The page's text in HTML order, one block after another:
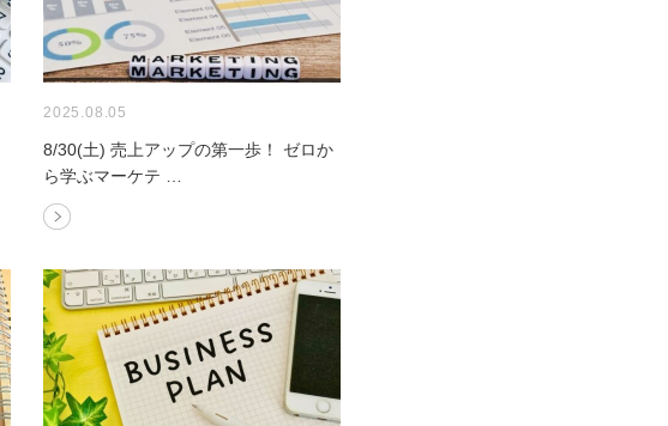
2025.08.05
8/30(土) 売上アップの第一歩！​ ゼロか
ら学ぶマーケテ …